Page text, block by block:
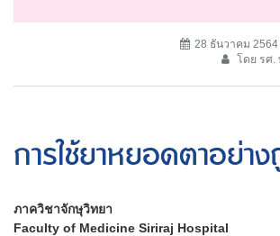
28 ธันวาคม 2564
โดย รศ
การใช้ยาหยอดตาอย่า
ภาควิชาจักษุวิทยา
Faculty of Medicine Siriraj Hospital